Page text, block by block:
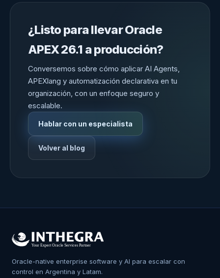
¿Listo para llevar Oracle
APEX 26.1 a producción?
Conversemos sobre cómo aplicar AI Agents,
APEXlang y automatización declarativa en tu
organización, con un enfoque seguro y
escalable.
Hablar con un especialista
Volver al blog
Oracle-native enterprise software y AI para escalar con
control en Argentina y Latam.